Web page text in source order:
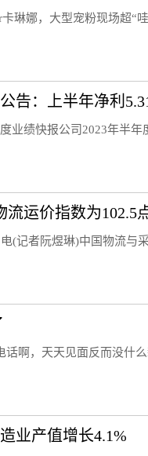
琳娜，大型宠粉现场超“
业绩快报公司2023年半年
(记者阮煜琳)中国物流与
话啊，天天见面反而没什
业产值增长4.1%